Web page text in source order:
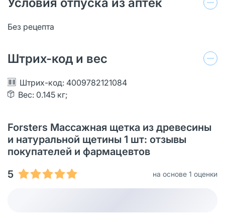
Без рецепта
Штрих-код и вес
Штрих-код: 4009782121084
Вес: 0.145 кг;
Forsters Массажная щетка из древесины
и натуральной щетины 1 шт: отзывы
покупателей и фармацевтов
5
на основе 1 оценки